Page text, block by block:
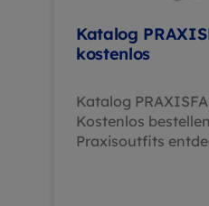
Katalog
kostenlos
Katalog
Kostenlos
Praxisoutfits